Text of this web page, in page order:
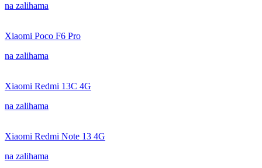
na zalihama
Xiaomi Poco F6 Pro
na zalihama
Xiaomi Redmi 13C 4G
na zalihama
Xiaomi Redmi Note 13 4G
na zalihama